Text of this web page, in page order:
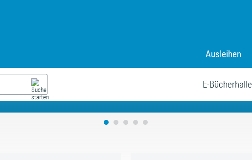
Ausleihen
E-Bücherhalle
Das neue Sommerferienprogramm